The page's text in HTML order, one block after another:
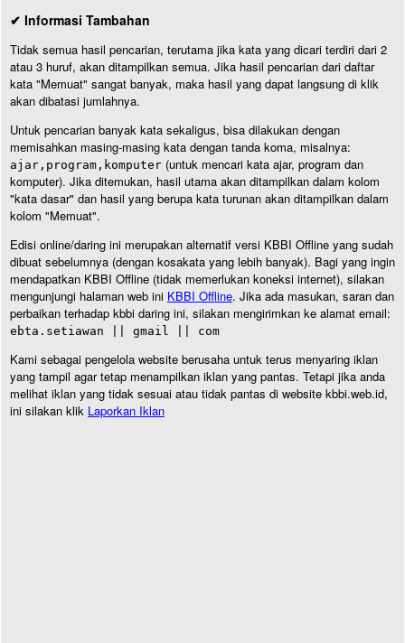
✔ Informasi Tambahan
Tidak semua hasil pencarian, terutama jika kata yang dicari terdiri dari 2
atau 3 huruf, akan ditampilkan semua. Jika hasil pencarian dari daftar
kata "Memuat" sangat banyak, maka hasil yang dapat langsung di klik
akan dibatasi jumlahnya.
Untuk pencarian banyak kata sekaligus, bisa dilakukan dengan
memisahkan masing-masing kata dengan tanda koma, misalnya:
ajar,program,komputer (untuk mencari kata ajar, program dan
komputer). Jika ditemukan, hasil utama akan ditampilkan dalam kolom
"kata dasar" dan hasil yang berupa kata turunan akan ditampilkan dalam
kolom "Memuat".
Edisi online/daring ini merupakan alternatif versi KBBI Offline yang sudah
dibuat sebelumnya (dengan kosakata yang lebih banyak). Bagi yang ingin
mendapatkan KBBI Offline (tidak memerlukan koneksi internet), silakan
mengunjungi halaman web ini KBBI Offline. Jika ada masukan, saran dan
perbaikan terhadap kbbi daring ini, silakan mengirimkan ke alamat email:
ebta.setiawan || gmail || com
Kami sebagai pengelola website berusaha untuk terus menyaring iklan
yang tampil agar tetap menampilkan iklan yang pantas. Tetapi jika anda
melihat iklan yang tidak sesuai atau tidak pantas di website kbbi.web.id,
ini silakan klik Laporkan Iklan